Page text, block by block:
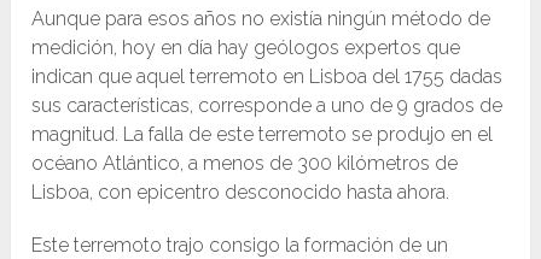
Aunque para esos años no existía ningún método de
medición, hoy en día hay geólogos expertos que
indican que aquel terremoto en Lisboa del 1755 dadas
sus características, corresponde a uno de 9 grados de
magnitud. La falla de este terremoto se produjo en el
océano Atlántico, a menos de 300 kilómetros de
Lisboa, con epicentro desconocido hasta ahora.
Este terremoto trajo consigo la formación de un